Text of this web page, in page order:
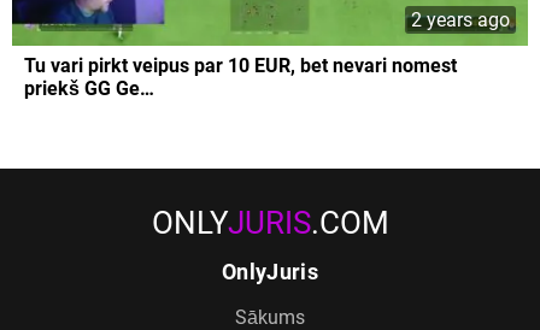
2 years ago
Tu vari pirkt veipus par 10 EUR, bet nevari nomest
priekš GG Ge…
ONLYJURIS.COM
OnlyJuris
Sākums